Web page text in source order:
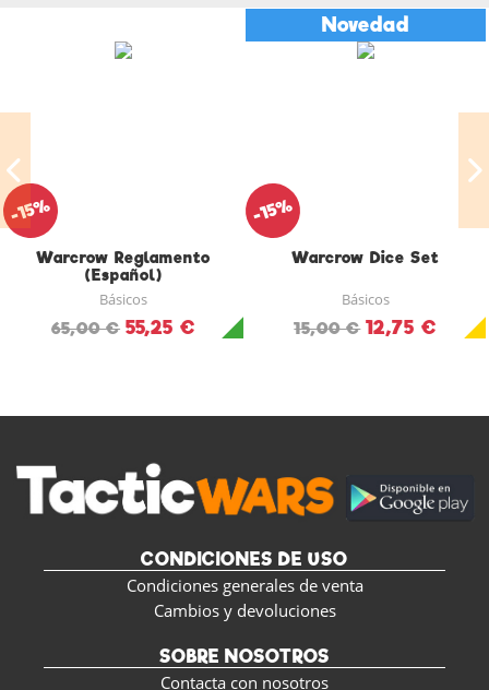
Warcrow Reglamento
(Español)
Básicos
65,00 € 55,25 €
-15%
Warcrow Dice Set
Básicos
15,00 € 12,75 €
Novedad
-15%
CONDICIONES DE USO
Condiciones generales de venta
Cambios y devoluciones
SOBRE NOSOTROS
Contacta con nosotros